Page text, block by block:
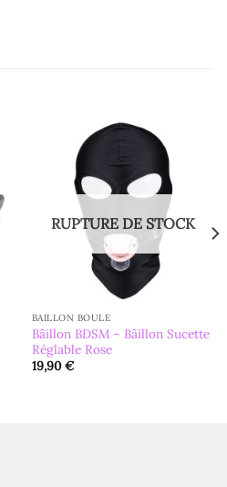
RUPTURE DE STOCK
BAILLON BOULE
Bâillon BDSM – Bâillon Sucette
Réglable Rose
19,90€